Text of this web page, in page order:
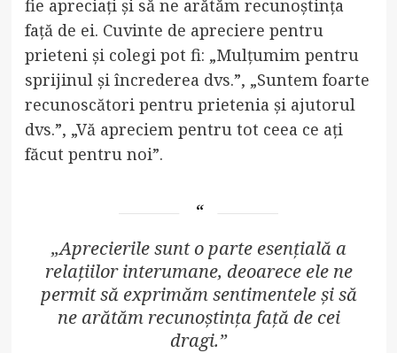
fie apreciați și să ne arătăm recunoștința
față de ei. Cuvinte de apreciere pentru
prieteni și colegi pot fi: „Mulțumim pentru
sprijinul și încrederea dvs.”, „Suntem foarte
recunoscători pentru prietenia și ajutorul
dvs.”, „Vă apreciem pentru tot ceea ce ați
făcut pentru noi”.
„Aprecierile sunt o parte esențială a
relațiilor interumane, deoarece ele ne
permit să exprimăm sentimentele și să
ne arătăm recunoștința față de cei
dragi.”